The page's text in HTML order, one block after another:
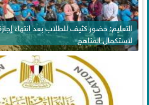
التعليم: حضور كثيف للطلاب بعد انتهاء
لاستكمال المناهج